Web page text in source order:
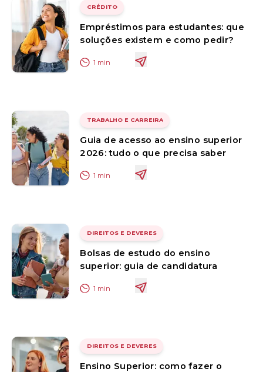
CRÉDITO
Empréstimos para estudantes: que
soluções existem e como pedir?
1 min
TRABALHO E CARREIRA
Guia de acesso ao ensino superior
2026: tudo o que precisa saber
1 min
DIREITOS E DEVERES
Bolsas de estudo do ensino
superior: guia de candidatura
1 min
DIREITOS E DEVERES
Ensino Superior: como fazer o